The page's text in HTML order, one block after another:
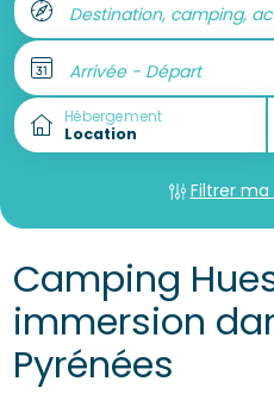
Destination, camping,
Arrivée - Départ
Hébergement
Filtrer
Camping
immersion
Pyrénées